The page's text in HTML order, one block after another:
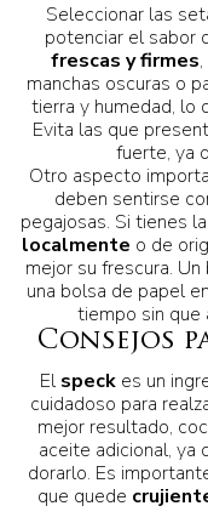
Seleccionar las
potenciar el sabor
frescas y firmes
manchas oscuras o
tierra y humedad, lo
Evita las que
fuerte, ya
Otro aspecto
deben sentirse
pegajosas. Si tienes
localmente o de
mejor su frescura.
una bolsa de papel
tiempo sin que
Consejos
El speck es un
cuidadoso para
mejor resultado,
aceite adicional, ya
dorarlo. Es
que quede